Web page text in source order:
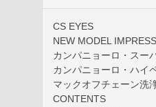
CS EYES
NEW MODEL
カンパニョーロ・スー
カンパニョーロ・ハイ
マックオフチェーン洗
CONTENTS